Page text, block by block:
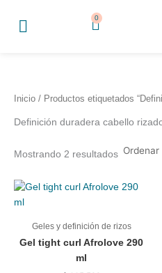
0
Cart
Inicio / Productos etiquetados
Definición duradera cabello
Mostrando 2 resultados
Geles y definición de rizos
Gel tight curl Afrolove 290
ml